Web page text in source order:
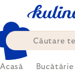
conținut
Acasă Bucătărie